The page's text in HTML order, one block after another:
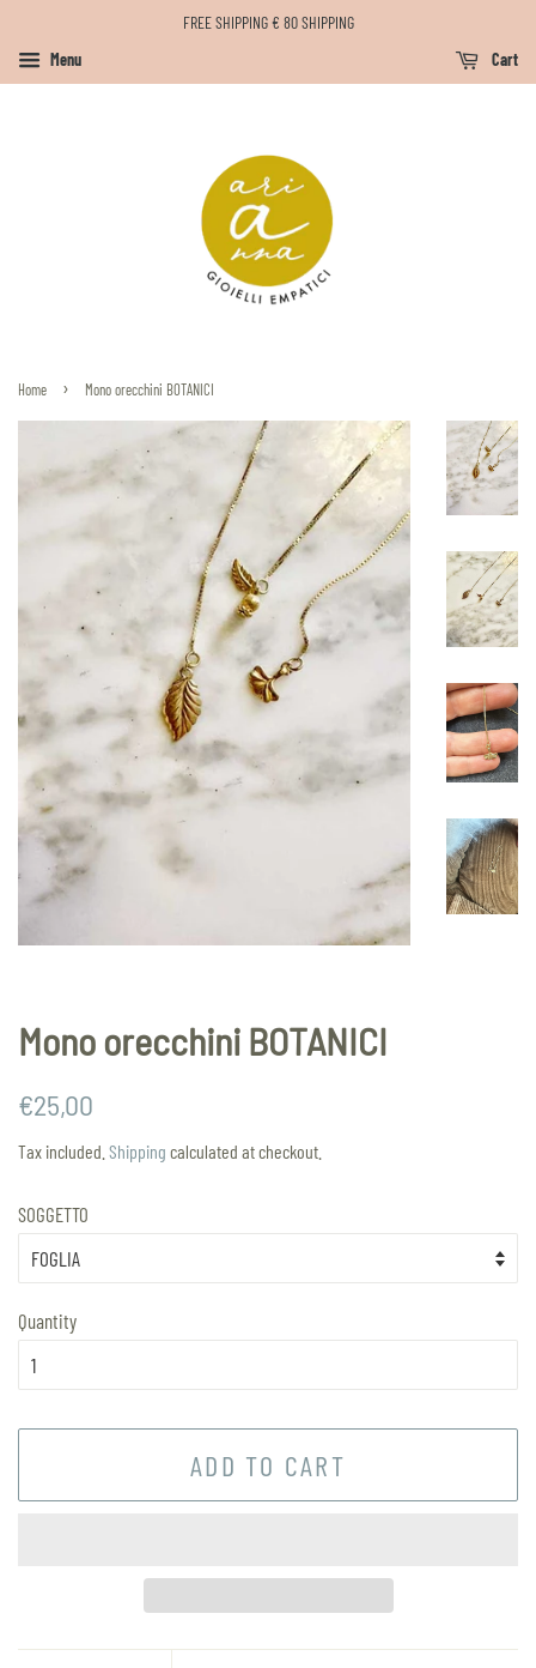
FREE SHIPPING € 80 SHIPPING
Menu
Cart
Home › Mono orecchini BOTANICI
Mono orecchini BOTANICI
Regular
€25,00
Tax included. Shipping calculated at checkout.
SOGGETTO
Quantity
ADD TO CART